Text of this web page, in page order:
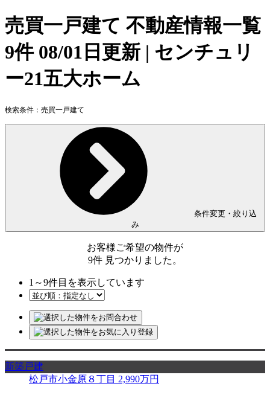
売買一戸建て 不動産情報一覧
9件 08/01日更新 | センチュリ
ー21五大ホーム
検索条件： 売買一戸建て
条件変更・絞り込
み
お客様ご希望の物件が
9件 見つかりました。
1 ～9件目を表示しています
新築戸建
松戸市小金原８丁目 2,990万円